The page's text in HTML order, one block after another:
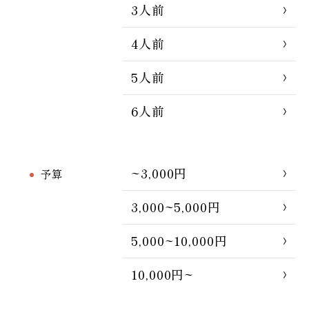
3人前
4人前
5人前
6人前
予算
~3,000円
3,000~5,000円
5,000~10,000円
10,000円~